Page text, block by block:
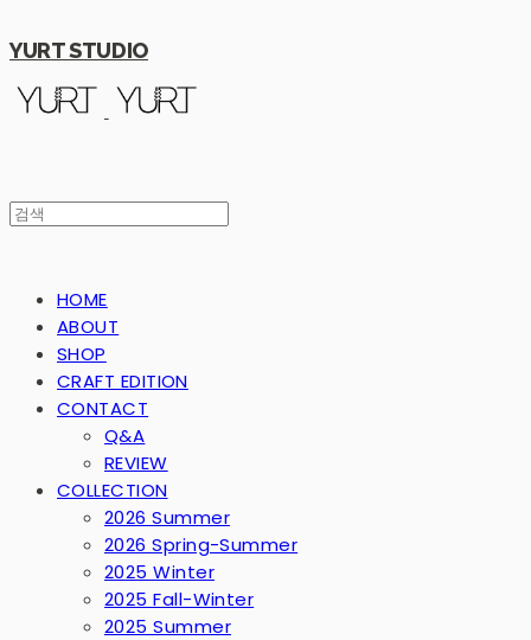
YURT STUDIO
HOME
ABOUT
SHOP
CRAFT EDITION
CONTACT
Q&A
REVIEW
COLLECTION
2026 Summer
2026 Spring-Summer
2025 Winter
2025 Fall-Winter
2025 Summer